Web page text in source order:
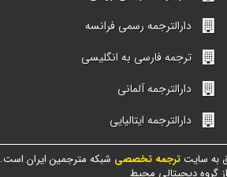
دارالترجمه رسمی فرانسه
ترجمه فارسی به انگلیسی
دارالترجمه آلمانی
دارالترجمه ایتالیایی
به سایتترجمه تخصصی شبکه مترجمین ایران است.
گروه دیجیتالی محیط